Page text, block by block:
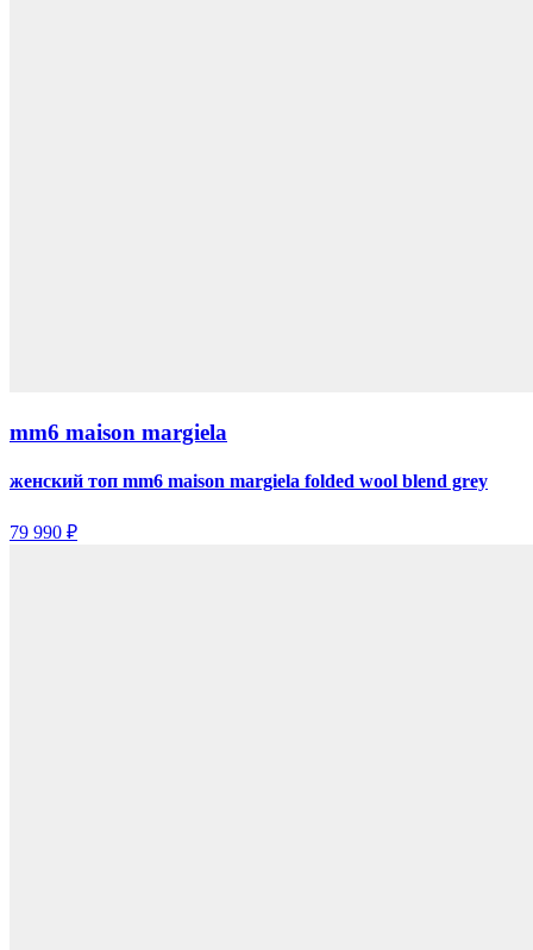
mm6 maison margiela
женский топ mm6 maison margiela folded wool blend grey
79 990 ₽